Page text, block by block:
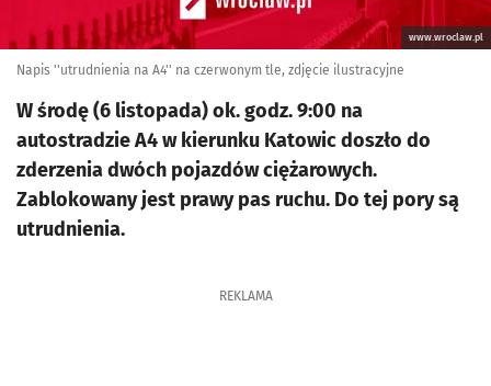
www.wroclaw.pl
Napis ''utrudnienia na A4'' na czerwonym tle, zdjęcie ilustracyjne
W środę (6 listopada) ok. godz. 9:00 na
autostradzie A4 w kierunku Katowic doszło do
zderzenia dwóch pojazdów ciężarowych.
Zablokowany jest prawy pas ruchu. Do tej pory są
utrudnienia.
REKLAMA